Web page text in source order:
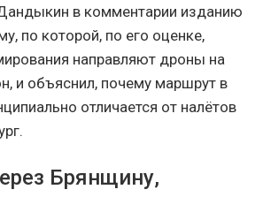
в комментарии изданию
по которой, по его оценке,
направляют дроны на
и объяснил, почему маршрут в
отличается от налётов
Брянщину,